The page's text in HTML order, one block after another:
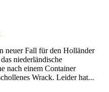
neuer Fall für den Holländer
niederländische
nach einem Container
Wrack. Leider hat...